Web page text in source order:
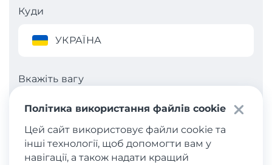
Куди
УКРАЇНА
Вкажіть вагу
кг
Вкажіть вартість
Політика використання файлів cookie
Цей сайт використовує файли cookie та
інші технології, щоб допомогти вам у
навігації, а також надати кращий